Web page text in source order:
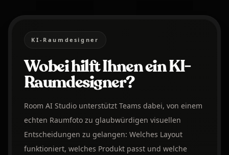
KI-Raumdesigner
Wobei hilft Ihnen ein KI-
Raumdesigner?
Room AI Studio unterstützt Teams dabei, von einem
echten Raumfoto zu glaubwürdigen visuellen
Entscheidungen zu gelangen: Welches Layout
funktioniert, welches Produkt passt und welche